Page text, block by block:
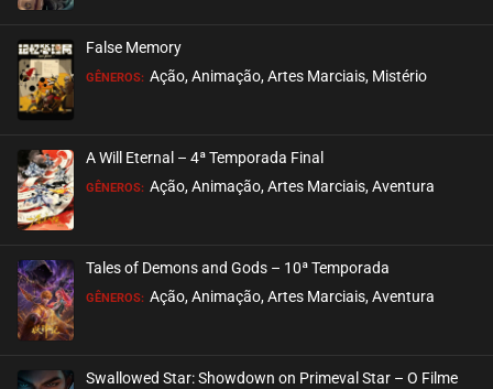
False Memory
GÊNEROS: Ação, Animação, Artes Marciais, Mistério
A Will Eternal – 4ª Temporada Final
GÊNEROS: Ação, Animação, Artes Marciais, Aventura
Tales of Demons and Gods – 10ª Temporada
GÊNEROS: Ação, Animação, Artes Marciais, Aventura
Swallowed Star: Showdown on Primeval Star – O Filme